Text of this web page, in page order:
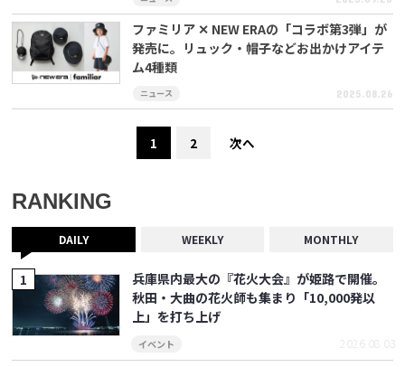
ファミリア ✕ NEW ERAの「コラボ第3弾」が
発売に。リュック・帽子などお出かけアイテ
ム4種類
ニュース 2025.08.26
1 2 次へ
RANKING
DAILY WEEKLY MONTHLY
兵庫県内最大の『花火大会』が姫路で開催。
秋田・大曲の花火師も集まり「10,000発以
上」を打ち上げ
イベント 2026.08.03